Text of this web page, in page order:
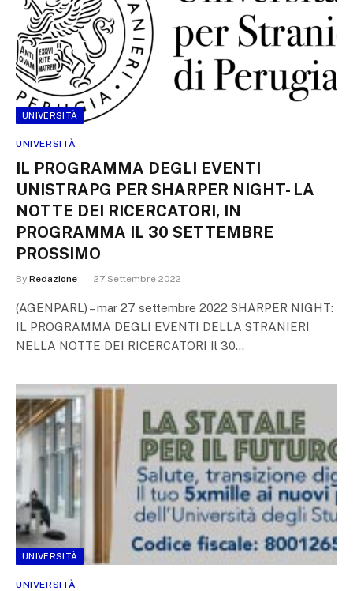
UNIVERSITÀ
UNIVERSITÀ
IL PROGRAMMA DEGLI EVENTI
UNISTRAPG PER SHARPER NIGHT- LA
NOTTE DEI RICERCATORI, IN
PROGRAMMA IL 30 SETTEMBRE
PROSSIMO
By Redazione 27 Settembre 2022
(AGENPARL) – mar 27 settembre 2022 SHARPER NIGHT:
IL PROGRAMMA DEGLI EVENTI DELLA STRANIERI
NELLA NOTTE DEI RICERCATORI Il 30…
UNIVERSITÀ
UNIVERSITÀ